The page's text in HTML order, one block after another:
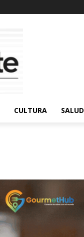
CULTURA SALUD